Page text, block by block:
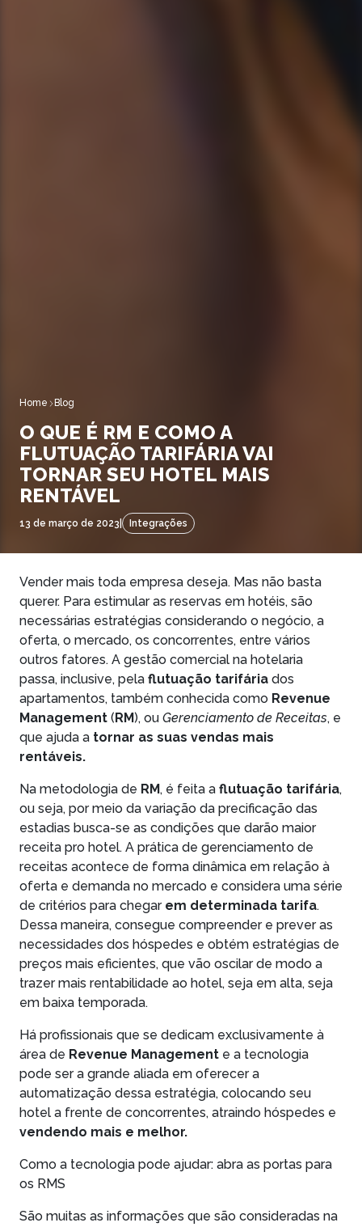
Home Blog
O QUE É RM E COMO A
FLUTUAÇÃO TARIFÁRIA VAI
TORNAR SEU HOTEL MAIS
RENTÁVEL
13 de março de 2023 Integrações
Vender mais toda empresa deseja. Mas não basta
querer. Para estimular as reservas em hotéis, são
necessárias estratégias considerando o negócio, a
oferta, o mercado, os concorrentes, entre vários
outros fatores. A gestão comercial na hotelaria
passa, inclusive, pela flutuação tarifária dos
apartamentos, também conhecida como Revenue
Management (RM), ou Gerenciamento de Receitas, e
que ajuda a tornar as suas vendas mais
rentáveis.
Na metodologia de RM, é feita a flutuação tarifária,
ou seja, por meio da variação da precificação das
estadias busca-se as condições que darão maior
receita pro hotel. A prática de gerenciamento de
receitas acontece de forma dinâmica em relação à
oferta e demanda no mercado e considera uma série
de critérios para chegar em determinada tarifa.
Dessa maneira, consegue compreender e prever as
necessidades dos hóspedes e obtém estratégias de
preços mais eficientes, que vão oscilar de modo a
trazer mais rentabilidade ao hotel, seja em alta, seja
em baixa temporada.
Há profissionais que se dedicam exclusivamente à
área de Revenue Management e a tecnologia
pode ser a grande aliada em oferecer a
automatização dessa estratégia, colocando seu
hotel a frente de concorrentes, atraindo hóspedes e
vendendo mais e melhor.
Como a tecnologia pode ajudar: abra as portas para
os RMS
São muitas as informações que são consideradas na